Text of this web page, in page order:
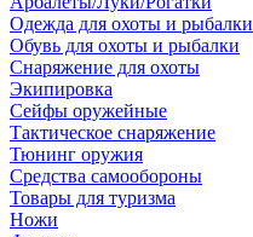
Одежда для охоты и рыбалки
Обувь для охоты и рыбалки
Снаряжение для охоты
Экипировка
Сейфы оружейные
Тактическое снаряжение
Тюнинг оружия
Средства самообороны
Товары для туризма
Ножи